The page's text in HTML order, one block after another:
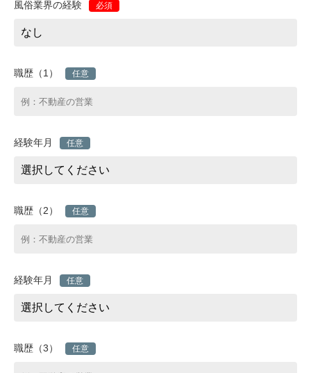
風俗業界の経験 必須
職歴（1） 任意
経験年月 任意
職歴（2） 任意
経験年月 任意
職歴（3） 任意